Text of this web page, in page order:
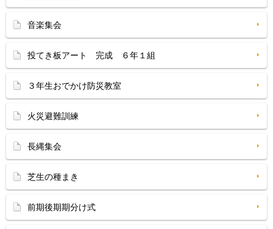
音楽集会
投てき板アート 完成 ６年１組
３年生おでかけ防災教室
火災避難訓練
長縄集会
芝生の種まき
前期後期期分け式